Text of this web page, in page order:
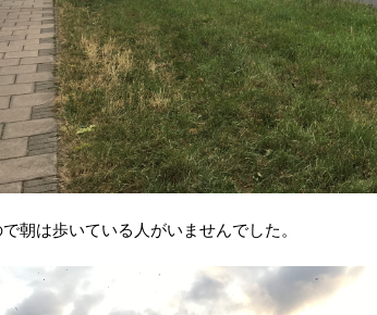
朝は歩いている人がいませんでした。